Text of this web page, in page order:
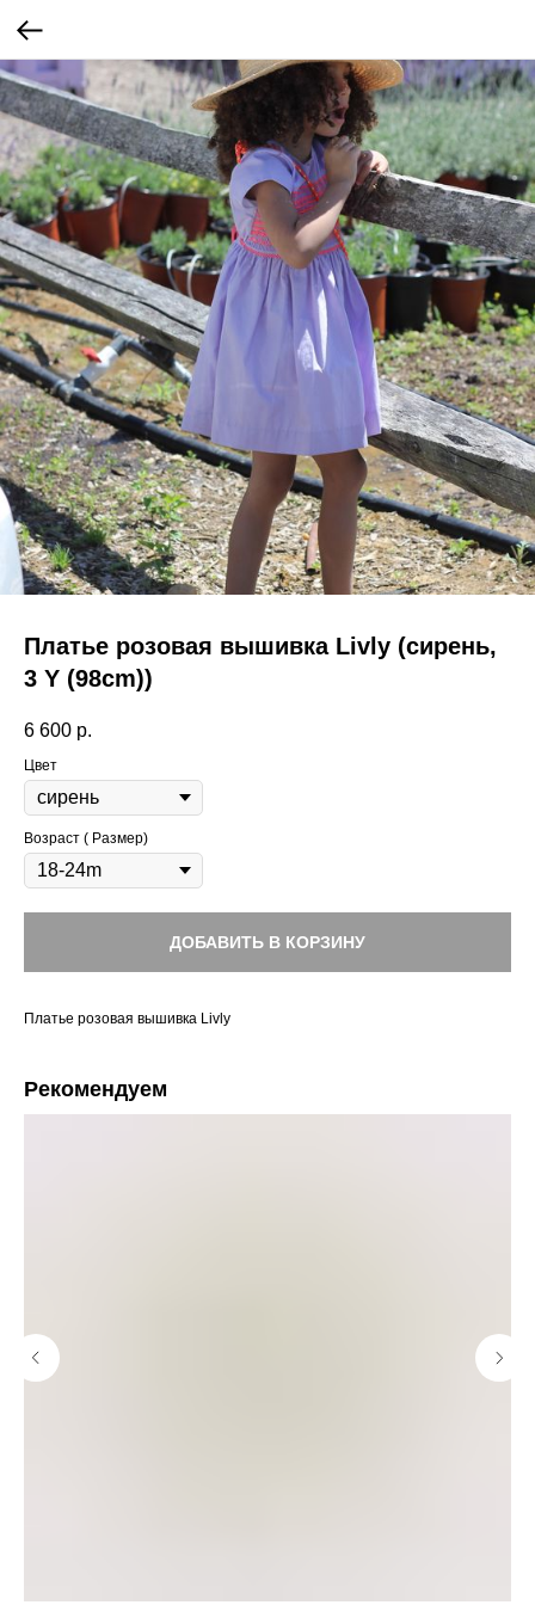
Платье розовая вышивка Livly (сирень,
3 Y (98cm))
6 600 р.
Цвет
Возраст ( Размер)
ДОБАВИТЬ В КОРЗИНУ
Платье розовая вышивка Livly
Рекомендуем